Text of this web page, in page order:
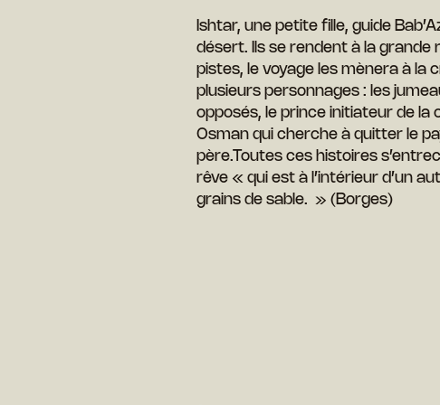
Ishtar, une petite fille, guide
désert. Ils se rendent à la grande
pistes, le voyage les mènera à la
plusieurs personnages : les
opposés, le prince initiateur de la
Osman qui cherche à quitter le
père.Toutes ces histoires
rêve « qui est à l’intérieur d’un
grains de sable. » (Borges)